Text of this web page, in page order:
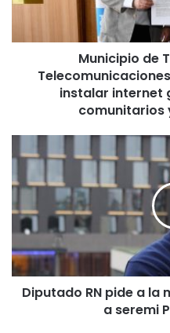
p
o
c
y
d
o
Municipio de
instalar internet
comunitarios
i
u
t
o
R
Diputado RN pide a la
a seremi